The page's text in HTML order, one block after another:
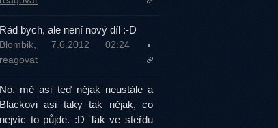
Rád bych, ale není nový díl :-D
Blombik, 7.6.2012 02:24
reagovat
No, mě asi teď nějak neustále a
Blackovi asi taky tak nějak, co
nejvíc to půjde. :D Tak ve steřdu